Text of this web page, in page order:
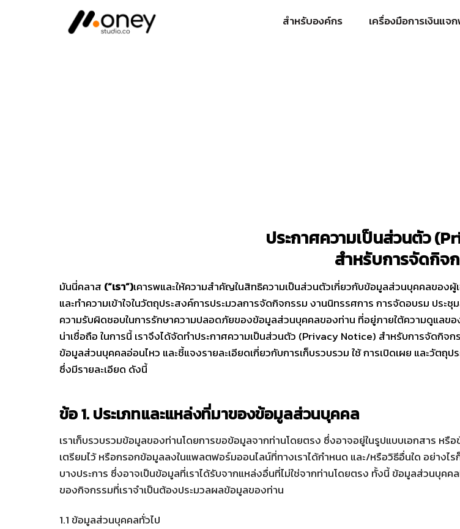
สำหรับองค์กร เครื่องมือการเงินแจ
ประกาศความเป็นส่วนตัว
สำหรับการจัดกิจ
มันนี่คลาส (“เรา”)เคารพและให้ความสำคัญในสิทธิความเป็นส่วนตัวเกี่ยวกับข้อมูลส่วนบุคคลของ
และทำความเข้าใจในวัตถุประสงค์การประมวลการจัดกิจกรรม งานนิทรรศการ การจัดอบรม ประชุ
ความรับผิดชอบในการรักษาความปลอดภัยของข้อมูลส่วนบุคคลของท่าน ที่อยู่ภายใต้ความดูแลข
น่าเชื่อถือ ในการนี้ เราจึงได้จัดทำประกาศความเป็นส่วนตัว (Privacy Notice) สำหรับการจัดกิจ
ข้อมูลส่วนบุคคลอ่อนไหว และชี้แจงรายละเอียดเกี่ยวกับการเก็บรวบรวม ใช้ การเปิดเผย และวัต
ซึ่งมีรายละเอียด ดังนี้
ข้อ 1.ประเภทและแหล่งที่มาของข้อมูลส่วนบุคคล
เราเก็บรวบรวมข้อมูลของท่านโดยการขอข้อมูลจากท่านโดยตรง ซึ่งอาจอยู่ในรูปแบบเอกสาร หรื
เตรียมไว้ หรือกรอกข้อมูลลงในแพลตฟอร์มออนไลน์ที่ทางเราได้กำหนด และ/หรือวิธีอื่นใด อย่าง
บางประการ ซึ่งอาจเป็นข้อมูลที่เราได้รับจากแหล่งอื่นที่ไม่ใช่จากท่านโดยตรง ทั้งนี้ ข้อมูลส่วนบุ
ของกิจกรรมที่เราจำเป็นต้องประมวลผลข้อมูลของท่าน
1.1 ข้อมูลส่วนบุคคลทั่วไป